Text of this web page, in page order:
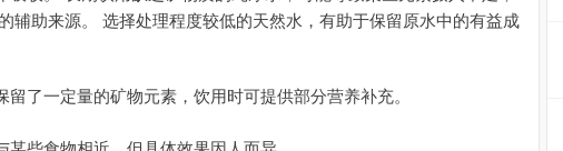
辅助来源。 选择处理程度较低的天然水，有助于保留原水中的有益成
了一定量的矿物元素，饮用时可提供部分营养补充。